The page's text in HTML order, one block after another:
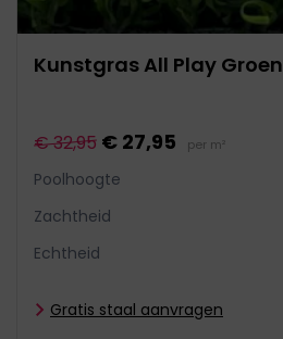
Kunstgras All Play Groen
€ 32,95 € 27,95 per m²
Poolhoogte
Zachtheid
Echtheid
Gratis staal aanvragen